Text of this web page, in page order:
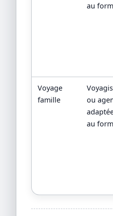
au
Voyage
famille
ou
au